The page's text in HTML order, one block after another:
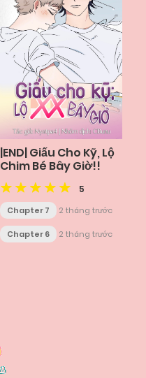
|END| Giấu Cho Kỹ, Lộ
Chim Bé Bây Giờ!!
5
Chapter 7 2 tháng trước
Chapter 6 2 tháng trước